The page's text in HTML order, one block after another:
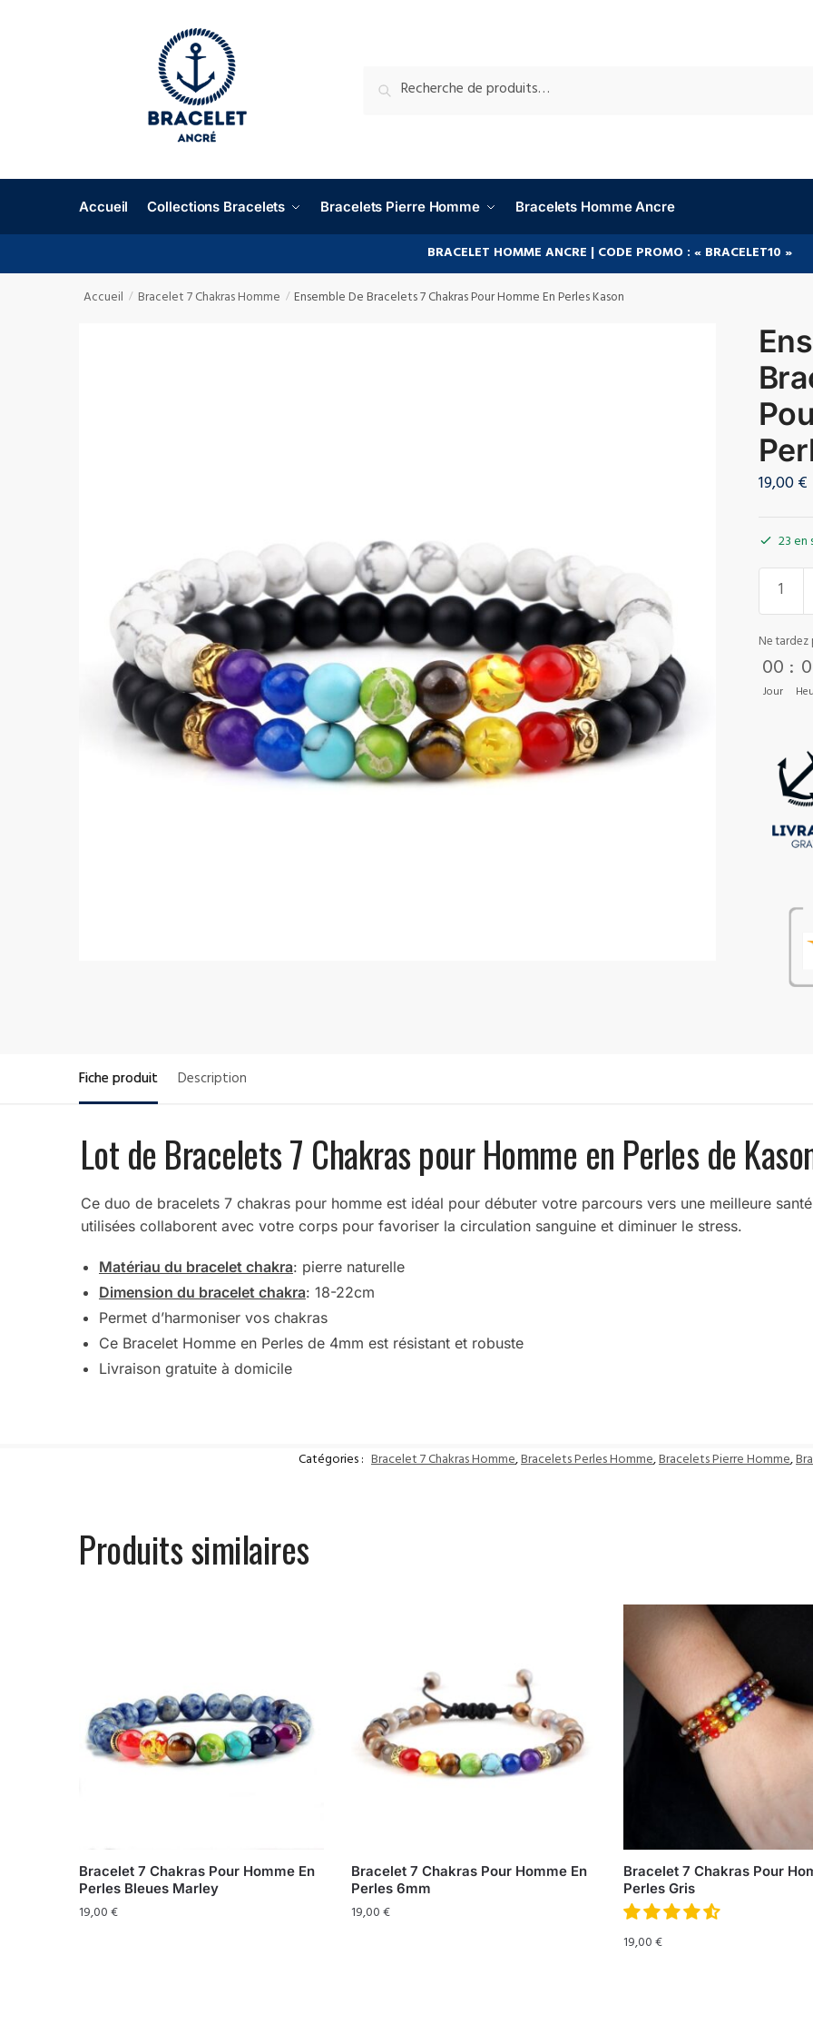
Accueil Collections Bracelets Bracelets Pierre Homme Bracelets Homme Ancre
BRACELET HOMME ANCRE | CODE PROMO : « BRACELET10 »
Accueil / Bracelet 7 Chakras Homme / Ensemble De Bracelets 7 Chakras Pour Homme En Perles Kason
19,00€
23
Ne tardez
00
Jour
:
Fiche produit Description
Lot de Bracelets 7 Chakras pour Homme en Perles de
Ce duo de bracelets 7 chakras pour homme est idéal pour débuter votre parcours vers une meilleure
utilisées collaborent avec votre corps pour favoriser la circulation sanguine et diminuer le stress.
Matériau du bracelet chakra: pierre naturelle
Dimension du bracelet chakra: 18-22cm
Permet d’harmoniser vos chakras
Ce Bracelet Homme en Perles de 4mm est résistant et robuste
Livraison gratuite à domicile
Catégories : Bracelet 7 Chakras Homme,Bracelets Perles Homme,Bracelets Pierre Homme,
Produits similaires
Bracelet 7 Chakras Pour Homme En
Perles Bleues Marley
19,00€
Bracelet 7 Chakras Pour Homme En
Perles 6mm
19,00€
Bracelet 7 Chakras Pour
Perles Gris
19,00€